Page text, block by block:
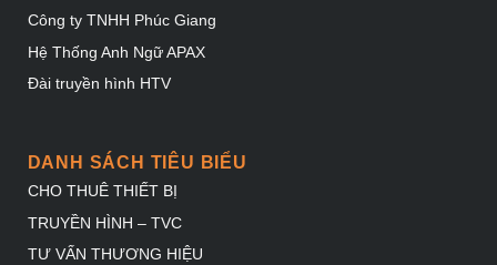
Công ty TNHH Phúc Giang
Hệ Thống Anh Ngữ APAX
Đài truyền hình HTV
DANH SÁCH TIÊU BIỂU
CHO THUÊ THIẾT BỊ
TRUYỀN HÌNH – TVC
TƯ VẤN THƯƠNG HIỆU